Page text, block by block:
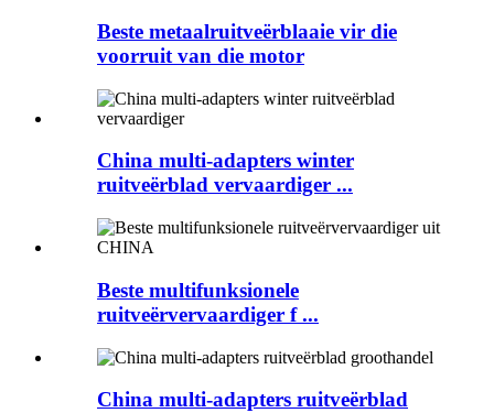
Beste metaalruitveërblaaie vir die
voorruit van die motor
China multi-adapters winter
ruitveërblad vervaardiger ...
Beste multifunksionele
ruitveërvervaardiger f ...
China multi-adapters ruitveërblad